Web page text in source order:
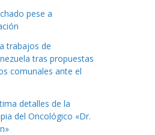
pese a
trabajos de
tras propuestas
comunales ante el
detalles de la
del Oncológico «Dr.